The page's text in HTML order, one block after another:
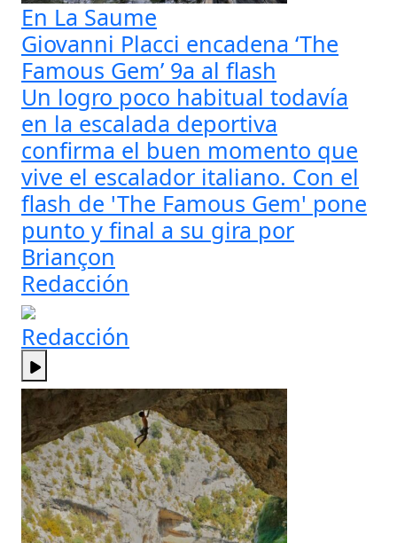
En La Saume
Giovanni Placci encadena ‘The
Famous Gem’ 9a al flash
Un logro poco habitual todavía
en la escalada deportiva
confirma el buen momento que
vive el escalador italiano. Con el
flash de 'The Famous Gem' pone
punto y final a su gira por
Briançon
Redacción
Redacción